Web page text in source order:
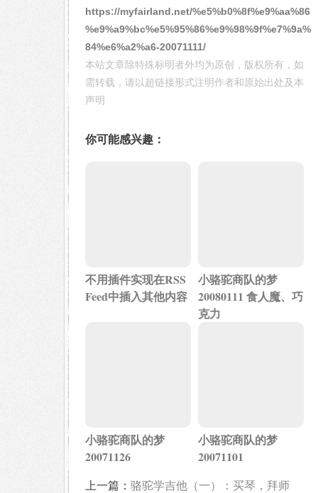
https://myfairland.net/%e5%b0%8f%e9%aa%86
%e9%a9%bc%e5%95%86%e9%98%9f%e7%9a%
84%e6%a2%a6-20071111/
本站文章除特殊标明者外均为原创，版权所有，如
需转载，请以超链接形式注明作者和原始出处及本
声明
你可能感兴趣：
不用插件实现在RSS
Feed中插入其他内容
小骆驼商队的梦
20080111 食人魔、巧
克力
小骆驼商队的梦
20071126
小骆驼商队的梦
20071101
上一篇： 骆驼学吉他（一）：买琴，拜师